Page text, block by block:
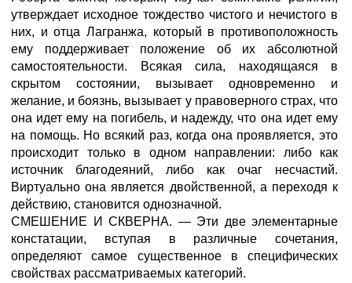
утверждает исходное тождество чистого и нечистого в
них, и отца Лагранжа, который в противоположность
ему поддерживает положение об их абсолютной
самостоятельности. Всякая сила, находящаяся в
скрытом состоянии, вызывает одновременно и
желание, и боязнь, вызывает у правоверного страх, что
она идет ему на погибель, и надежду, что она идет ему
на помощь. Но всякий раз, когда она проявляется, это
происходит только в одном направлении: либо как
источник благодеяний, либо как очаг несчастий.
Виртуально она является двойственной, а переходя к
действию, становится однозначной.
СМЕШЕНИЕ И СКВЕРНА. — Эти две элементарные
констатации, вступая в различные сочетания,
определяют самое существенное в специфических
свойствах рассматриваемых категорий.